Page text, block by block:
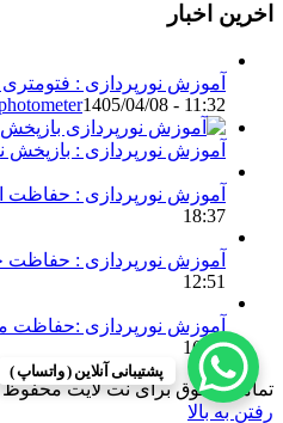
اخرین اخبار
آموزش نورپردازی : فتومتری
1405/04/08 - 11:32
آموزش نورپردازی : بازپخش
آموزش نورپردازی : حفاظت
18:37
آموزش نورپردازی : حفاظت
12:51
آموزش نورپردازی :حفاظت
16:13
تمامی حقوق برای نت لایت محفوظ
رفتن به بالا
پشتیبانی آنلاین ( واتساپ )